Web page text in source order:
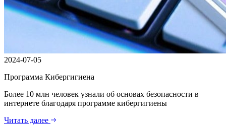
2024-07-05
Программа Кибергигиена
Более 10 млн человек узнали об основах безопасности в
интернете благодаря программе кибергигиены
Читать далее